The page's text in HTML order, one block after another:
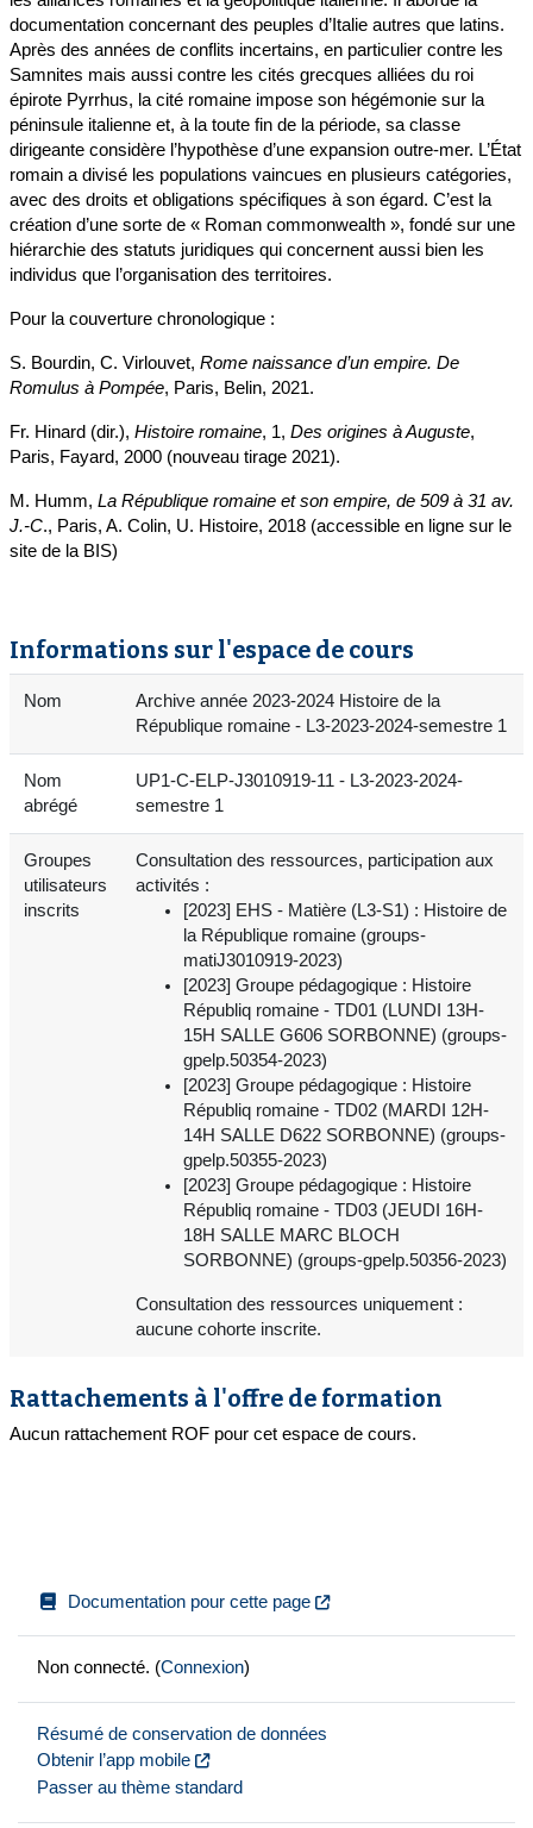
documentation concernant des peuples d’Italie autres que latins.
Après des années de conflits incertains, en particulier contre les
Samnites mais aussi contre les cités grecques alliées du roi
épirote Pyrrhus, la cité romaine impose son hégémonie sur la
péninsule italienne et, à la toute fin de la période, sa classe
dirigeante considère l’hypothèse d’une expansion outre-mer. L’État
romain a divisé les populations vaincues en plusieurs catégories,
avec des droits et obligations spécifiques à son égard. C’est la
création d’une sorte de « Roman commonwealth », fondé sur une
hiérarchie des statuts juridiques qui concernent aussi bien les
individus que l’organisation des territoires.
Pour la couverture chronologique :
S. Bourdin, C. Virlouvet, Rome naissance d’un empire. De
Romulus à Pompée, Paris, Belin, 2021.
Fr. Hinard (dir.), Histoire romaine, 1, Des origines à Auguste,
Paris, Fayard, 2000 (nouveau tirage 2021).
M. Humm, La République romaine et son empire, de 509 à 31 av.
J.-C., Paris, A. Colin, U. Histoire, 2018 (accessible en ligne sur le
site de la BIS)
Informations sur l'espace de cours
Nom
Archive année 2023-2024 Histoire de la
République romaine - L3-2023-2024-semestre 1
Nom
abrégé
UP1-C-ELP-J3010919-11 - L3-2023-2024-
semestre 1
Groupes
utilisateurs
inscrits
Consultation des ressources, participation aux
activités :
[2023] EHS - Matière (L3-S1) : Histoire de
la République romaine (groups-
matiJ3010919-2023)
[2023] Groupe pédagogique : Histoire
Républiq romaine - TD01 (LUNDI 13H-
15H SALLE G606 SORBONNE) (groups-
gpelp.50354-2023)
[2023] Groupe pédagogique : Histoire
Républiq romaine - TD02 (MARDI 12H-
14H SALLE D622 SORBONNE) (groups-
gpelp.50355-2023)
[2023] Groupe pédagogique : Histoire
Républiq romaine - TD03 (JEUDI 16H-
18H SALLE MARC BLOCH
SORBONNE) (groups-gpelp.50356-2023)
Consultation des ressources uniquement :
aucune cohorte inscrite.
Rattachements à l'offre de formation
Aucun rattachement ROF pour cet espace de cours.
Documentation pour cette page
Non connecté. (Connexion)
Résumé de conservation de données
Obtenir l’app mobile
Passer au thème standard